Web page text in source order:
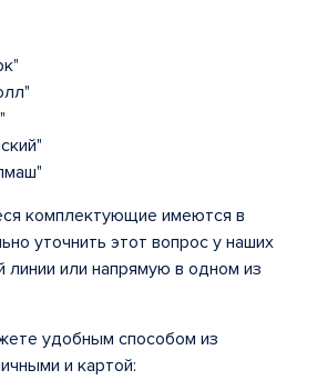
комплектующие имеются в
уточнить этот вопрос у наших
линии или напрямую в одном из
удобным способом из
и картой: